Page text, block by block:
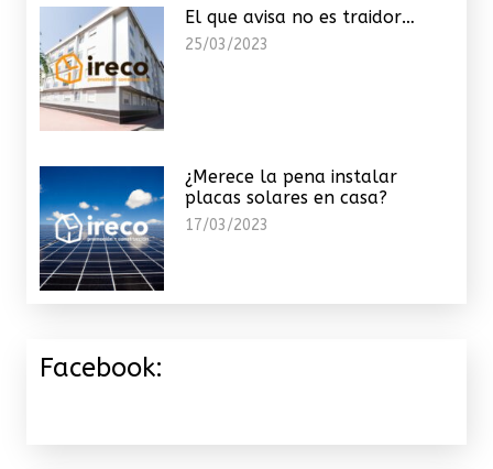
El que avisa no es traidor…
25/03/2023
¿Merece la pena instalar
placas solares en casa?
17/03/2023
Facebook: